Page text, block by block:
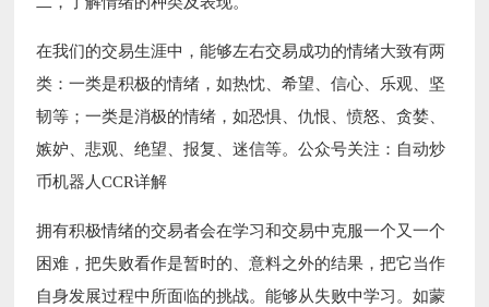
在我们的交易生涯中，能够左右交易成功的情绪大致有两
类：一类是积极的情绪，如热忱、希望、信心、乐观、坚
韧等；一类是消极的情绪，如恐惧、仇恨、愤怒、贪婪、
嫉妒、悲观、绝望、报复、迷信等。公众号关注：自动炒
币机器人CCR详解
拥有积极情绪的交易者会在学习和交易中克服一个又一个
困难，把失败看作是暂时的、意料之外的结果，把它当作
自身发展过程中所面临的挑战。能够从失败中学习。如蒙